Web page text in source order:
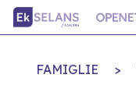
FAMIGLIE >